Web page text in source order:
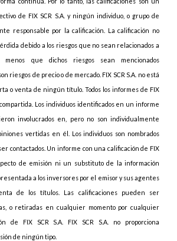
de FIX SCR S.A. y ningún individuo, o grupo de
responsable por la calificación. La calificación no
debido a los riesgos que no sean relacionados a
que dichos riesgos sean mencionados
riesgos de precio o de mercado. FIX SCR S.A. no está
o venta de ningún título. Todos los informes de FIX
compartida. Los individuos identificados en un informe
involucrados en, pero no son individualmente
vertidas en él. Los individuos son nombrados
contactados. Un informe con una calificación de FIX
de emisión ni un substituto de la información
a los inversores por el emisor y sus agentes
de los títulos. Las calificaciones pueden ser
o retiradas en cualquier momento por cualquier
de FIX SCR S.A. FIX SCR S.A. no proporciona
de ningún tipo.